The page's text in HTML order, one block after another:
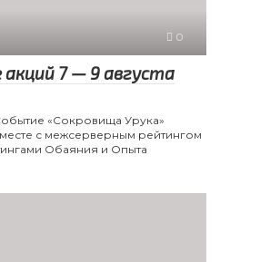
0
акций 7 — 9 августа
«Сокровища Урука»
с межсерверным рейтингом
Обаяния и Опыта